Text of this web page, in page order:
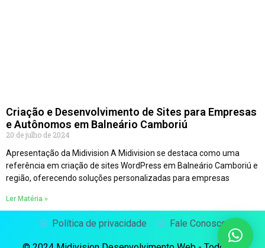
Criação e Desenvolvimento de Sites para Empresas
e Autônomos em Balneário Camboriú
20 de julho de 2024
Apresentação da Midivision A Midivision se destaca como uma
referência em criação de sites WordPress em Balneário Camboriú e
região, oferecendo soluções personalizadas para empresas
Ler Matéria »
Política de privacidade Fale Conosco